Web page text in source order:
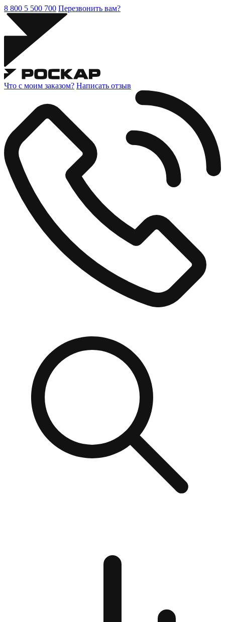
8 800 5 500 700 Перезвонить вам?
Что с моим заказом? Написать отзыв